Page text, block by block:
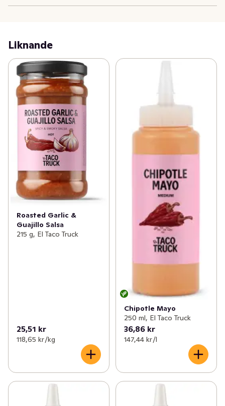
Liknande
Roasted Garlic &
Guajillo Salsa
215 g, El Taco Truck
25,51 kr
118,65 kr /kg
Chipotle Mayo
250 ml, El Taco Truck
36,86 kr
147,44 kr /l